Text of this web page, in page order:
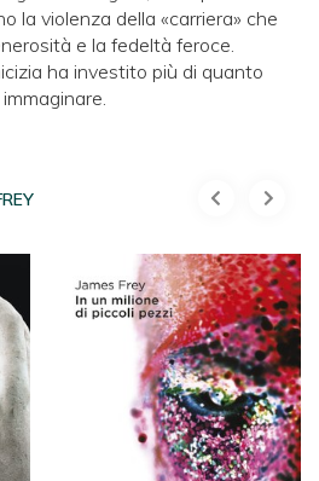
la violenza della «carriera» che
e la fedeltà feroce.
ha investito più di quanto